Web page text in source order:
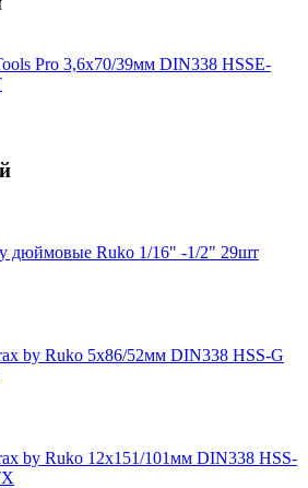
Pro 3,6x70/39мм DIN338 HSSE-
дюймовые Ruko 1/16" -1/2" 29шт
by Ruko 5x86/52мм DIN338 HSS-G
by Ruko 12x151/101мм DIN338 HSS-